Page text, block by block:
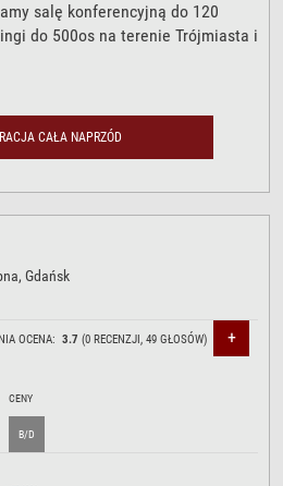
salę konferencyjną do 120
do 500os na terenie Trójmiasta i
CAŁA NAPRZÓD
, Gdańsk
OCENA:3.7 (0 RECENZJI,49 GŁOSÓW) +
CENY
B/D